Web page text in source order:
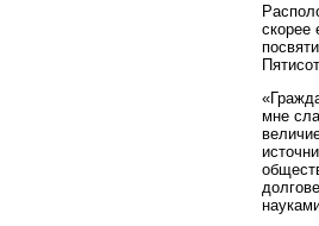
скорее
Пятисот.
мне